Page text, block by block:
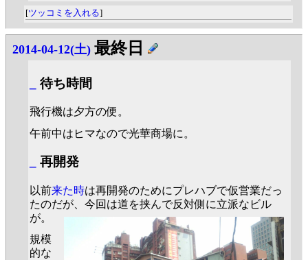
[ツッコミを入れる]
2014-04-12(土) 最終日
待ち時間
飛行機は夕方の便。
午前中はヒマなので光華商場に。
再開発
以前来た時は再開発のためにプレハブで仮営業だっ
たのだが、今回は道を挟んで反対側に立派なビル
が。
規模
的な